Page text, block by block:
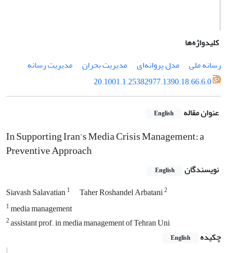
کلیدواژه‌ها
رسانه‌ ملی
مدل پروانه‌ای مدیریت بحران
مدیریت رسانه
20.1001.1.25382977.1390.18.66.6.0
عنوان مقاله English
In Supporting Iran’s Media Crisis Management: a
Preventive Approach
نویسندگان English
Siavash Salavatian1 Taher Roshandel Arbatani2
1media management
2assistant prof. in media management of Tehran Uni
چکیده
English